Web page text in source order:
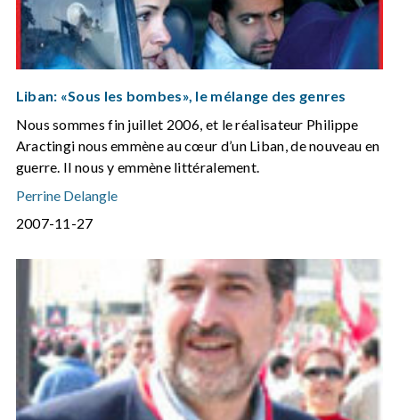
Liban: «Sous les bombes», le mélange des genres
Nous sommes fin juillet 2006, et le réalisateur Philippe
Aractingi nous emmène au cœur d’un Liban, de nouveau en
guerre. Il nous y emmène littéralement.
Perrine Delangle
2007-11-27